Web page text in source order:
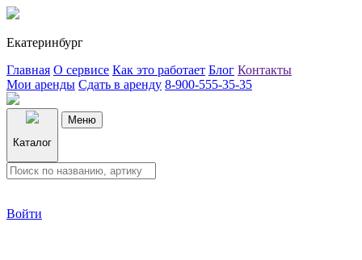
Екатеринбург
Главная О сервисе Как это работает Блог Контакты
Мои аренды Сдать в аренду 8-900-555-35-35
Каталог
Меню
Войти